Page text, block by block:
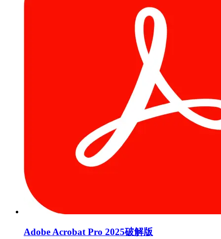
Adobe Acrobat Pro 2025破解版